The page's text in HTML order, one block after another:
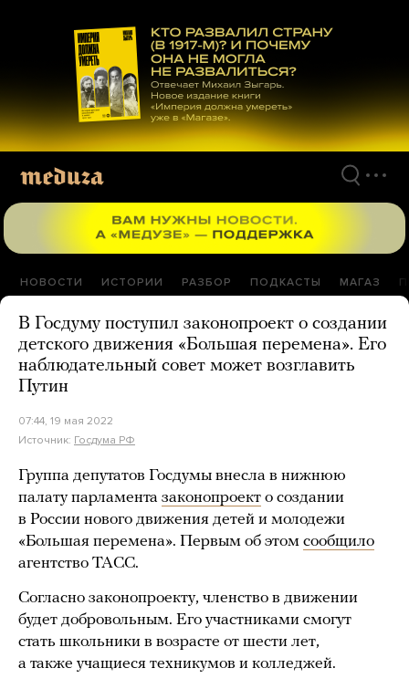
материалам
НОВОСТИ ИСТОРИИ РАЗБОР ПОДКАСТЫ МАГАЗ
В Госдуму поступил законопроект о создании
детского движения «Большая перемена». Его
наблюдательный совет может возглавить
Путин
07:44, 19 мая 2022
Источник: Госдума РФ
Группа депутатов Госдумы внесла в нижнюю
палату парламента законопроект о создании
в России нового движения детей и молодежи
«Большая перемена». Первым об этом сообщило
агентство ТАСС.
Согласно законопроекту, членство в движении
будет добровольным. Его участниками смогут
стать школьники в возрасте от шести лет,
а также учащиеся техникумов и колледжей.